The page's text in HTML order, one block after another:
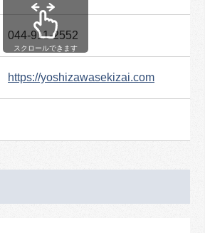
044-911-2552
https://yoshizawasekizai.com
スクロールできます